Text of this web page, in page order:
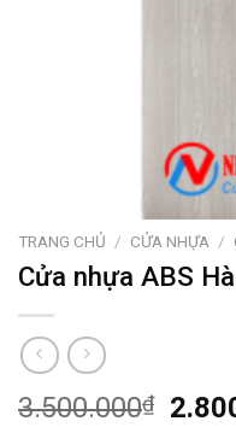
TRANG CHỦ / CỬA NHỰA /
Cửa nhựa ABS
3.500.000₫